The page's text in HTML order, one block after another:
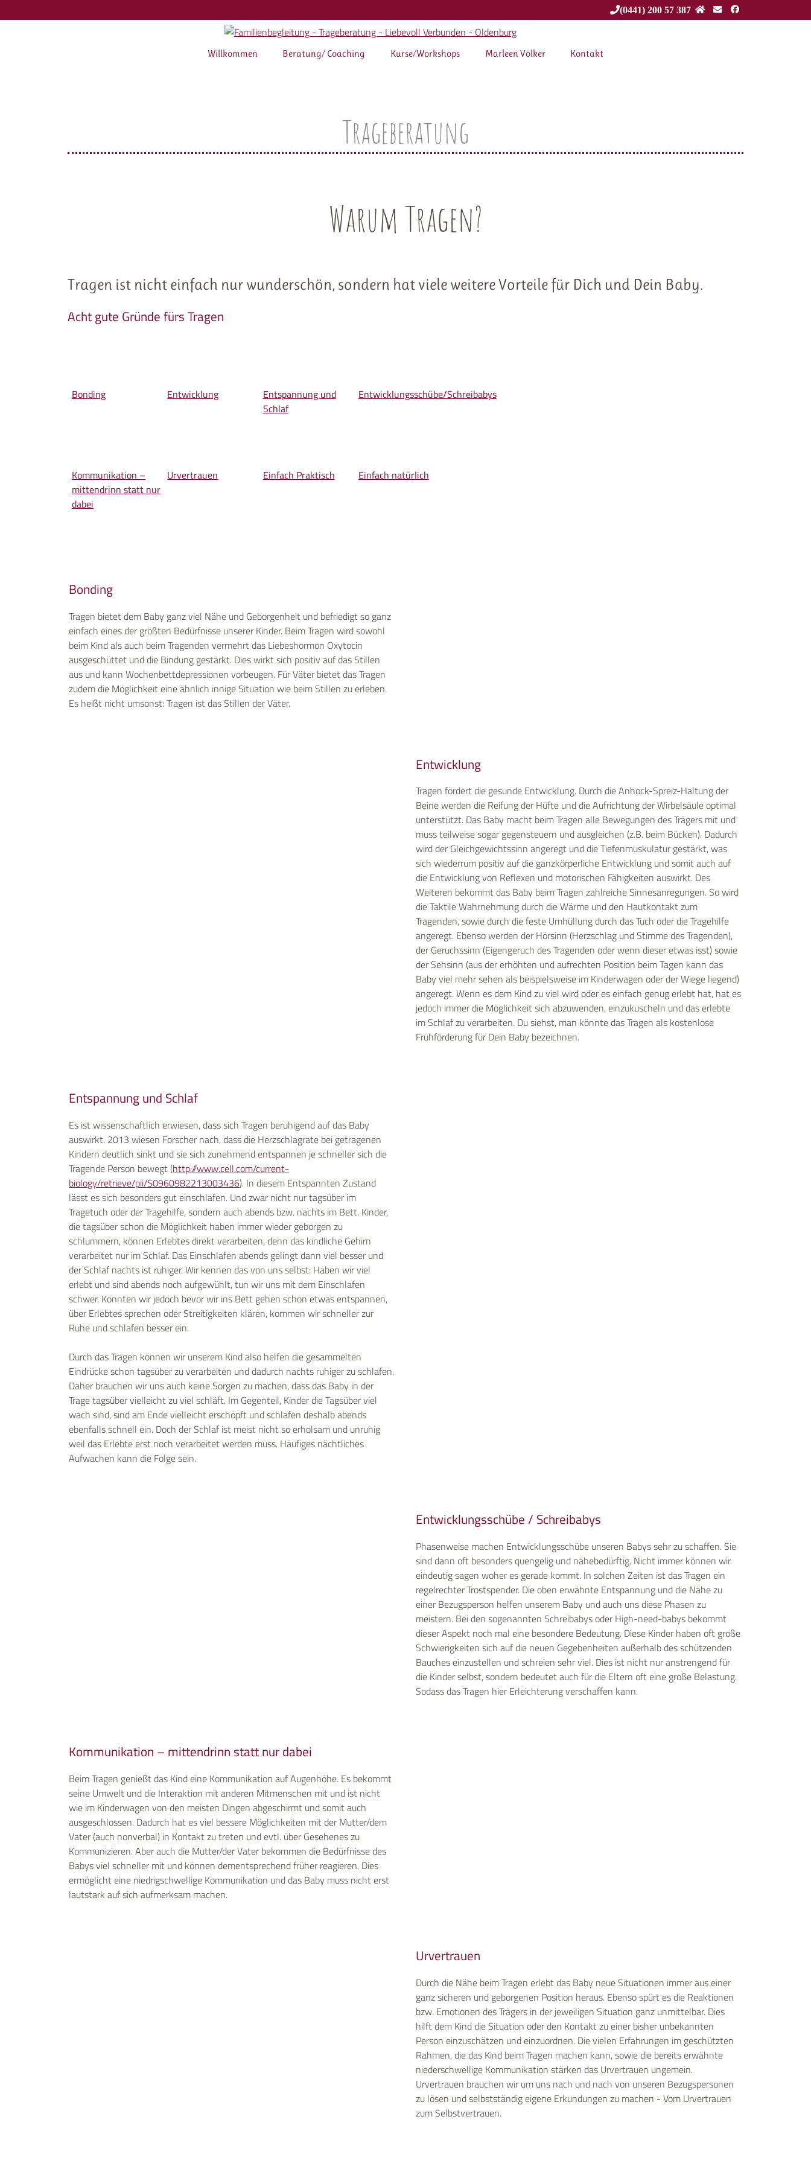
(0441) 200 57 387
Willkommen Beratung/ Coaching Kurse/Workshops Marleen Völker Kontakt
Trageberatung
Warum Tragen?
Tragen ist nicht einfach nur wunderschön, sondern hat viele weitere Vorteile für Dich und Dein Baby.
Acht gute Gründe fürs Tragen
Bonding Entwicklung
Entspannung und
Schlaf
Entwicklungsschübe/Schreibabys
Kommunikation –
mittendrinn statt nur
dabei
Urvertrauen Einfach Praktisch Einfach natürlich
Bonding
Tragen bietet dem Baby ganz viel Nähe und Geborgenheit und befriedigt so ganz
einfach eines der größten Bedürfnisse unserer Kinder. Beim Tragen wird sowohl
beim Kind als auch beim Tragenden vermehrt das Liebeshormon Oxytocin
ausgeschüttet und die Bindung gestärkt. Dies wirkt sich positiv auf das Stillen
aus und kann Wochenbettdepressionen vorbeugen. Für Väter bietet das Tragen
zudem die Möglichkeit eine ähnlich innige Situation wie beim Stillen zu erleben.
Es heißt nicht umsonst: Tragen ist das Stillen der Väter.
Entwicklung
Tragen fördert die gesunde Entwicklung. Durch die Anhock-Spreiz-Haltung der
Beine werden die Reifung der Hüfte und die Aufrichtung der Wirbelsäule optimal
unterstützt. Das Baby macht beim Tragen alle Bewegungen des Trägers mit und
muss teilweise sogar gegensteuern und ausgleichen (z.B. beim Bücken). Dadurch
wird der Gleichgewichtssinn angeregt und die Tiefenmuskulatur gestärkt, was
sich wiederrum positiv auf die ganzkörperliche Entwicklung und somit auch auf
die Entwicklung von Reflexen und motorischen Fähigkeiten auswirkt. Des
Weiteren bekommt das Baby beim Tragen zahlreiche Sinnesanregungen. So wird
die Taktile Wahrnehmung durch die Wärme und den Hautkontakt zum
Tragenden, sowie durch die feste Umhüllung durch das Tuch oder die Tragehilfe
angeregt. Ebenso werden der Hörsinn (Herzschlag und Stimme des Tragenden),
der Geruchssinn (Eigengeruch des Tragenden oder wenn dieser etwas isst) sowie
der Sehsinn (aus der erhöhten und aufrechten Position beim Tagen kann das
Baby viel mehr sehen als beispielsweise im Kinderwagen oder der Wiege liegend)
angeregt. Wenn es dem Kind zu viel wird oder es einfach genug erlebt hat, hat es
jedoch immer die Möglichkeit sich abzuwenden, einzukuscheln und das erlebte
im Schlaf zu verarbeiten. Du siehst, man könnte das Tragen als kostenlose
Frühförderung für Dein Baby bezeichnen.
Entspannung und Schlaf
Es ist wissenschaftlich erwiesen, dass sich Tragen beruhigend auf das Baby
auswirkt. 2013 wiesen Forscher nach, dass die Herzschlagrate bei getragenen
Kindern deutlich sinkt und sie sich zunehmend entspannen je schneller sich die
Tragende Person bewegt (http://www.cell.com/current-
biology/retrieve/pii/S0960982213003436). In diesem Entspannten Zustand
lässt es sich besonders gut einschlafen. Und zwar nicht nur tagsüber im
Tragetuch oder der Tragehilfe, sondern auch abends bzw. nachts im Bett. Kinder,
die tagsüber schon die Möglichkeit haben immer wieder geborgen zu
schlummern, können Erlebtes direkt verarbeiten, denn das kindliche Gehirn
verarbeitet nur im Schlaf. Das Einschlafen abends gelingt dann viel besser und
der Schlaf nachts ist ruhiger. Wir kennen das von uns selbst: Haben wir viel
erlebt und sind abends noch aufgewühlt, tun wir uns mit dem Einschlafen
schwer. Konnten wir jedoch bevor wir ins Bett gehen schon etwas entspannen,
über Erlebtes sprechen oder Streitigkeiten klären, kommen wir schneller zur
Ruhe und schlafen besser ein.
Durch das Tragen können wir unserem Kind also helfen die gesammelten
Eindrücke schon tagsüber zu verarbeiten und dadurch nachts ruhiger zu schlafen.
Daher brauchen wir uns auch keine Sorgen zu machen, dass das Baby in der
Trage tagsüber vielleicht zu viel schläft. Im Gegenteil, Kinder die Tagsüber viel
wach sind, sind am Ende vielleicht erschöpft und schlafen deshalb abends
ebenfalls schnell ein. Doch der Schlaf ist meist nicht so erholsam und unruhig
weil das Erlebte erst noch verarbeitet werden muss. Häufiges nächtliches
Aufwachen kann die Folge sein.
Entwicklungsschübe / Schreibabys
Phasenweise machen Entwicklungsschübe unseren Babys sehr zu schaffen. Sie
sind dann oft besonders quengelig und nähebedürftig. Nicht immer können wir
eindeutig sagen woher es gerade kommt. In solchen Zeiten ist das Tragen ein
regelrechter Trostspender. Die oben erwähnte Entspannung und die Nähe zu
einer Bezugsperson helfen unserem Baby und auch uns diese Phasen zu
meistern. Bei den sogenannten Schreibabys oder High-need-babys bekommt
dieser Aspekt noch mal eine besondere Bedeutung. Diese Kinder haben oft große
Schwierigkeiten sich auf die neuen Gegebenheiten außerhalb des schützenden
Bauches einzustellen und schreien sehr viel. Dies ist nicht nur anstrengend für
die Kinder selbst, sondern bedeutet auch für die Eltern oft eine große Belastung.
Sodass das Tragen hier Erleichterung verschaffen kann.
Kommunikation – mittendrinn statt nur dabei
Beim Tragen genießt das Kind eine Kommunikation auf Augenhöhe. Es bekommt
seine Umwelt und die Interaktion mit anderen Mitmenschen mit und ist nicht
wie im Kinderwagen von den meisten Dingen abgeschirmt und somit auch
ausgeschlossen. Dadurch hat es viel bessere Möglichkeiten mit der Mutter/dem
Vater (auch nonverbal) in Kontakt zu treten und evtl. über Gesehenes zu
Kommunizieren. Aber auch die Mutter/der Vater bekommen die Bedürfnisse des
Babys viel schneller mit und können dementsprechend früher reagieren. Dies
ermöglicht eine niedrigschwellige Kommunikation und das Baby muss nicht erst
lautstark auf sich aufmerksam machen.
Urvertrauen
Durch die Nähe beim Tragen erlebt das Baby neue Situationen immer aus einer
ganz sicheren und geborgenen Position heraus. Ebenso spürt es die Reaktionen
bzw. Emotionen des Trägers in der jeweiligen Situation ganz unmittelbar. Dies
hilft dem Kind die Situation oder den Kontakt zu einer bisher unbekannten
Person einzuschätzen und einzuordnen. Die vielen Erfahrungen im geschützten
Rahmen, die das Kind beim Tragen machen kann, sowie die bereits erwähnte
niederschwellige Kommunikation stärken das Urvertrauen ungemein.
Urvertrauen brauchen wir um uns nach und nach von unseren Bezugspersonen
zu lösen und selbstständig eigene Erkundungen zu machen - Vom Urvertrauen
zum Selbstvertrauen.